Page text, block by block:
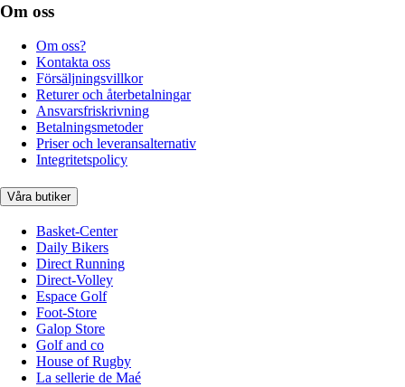
Om oss
Om oss?
Kontakta oss
Försäljningsvillkor
Returer och återbetalningar
Ansvarsfriskrivning
Betalningsmetoder
Priser och leveransalternativ
Integritetspolicy
Våra butiker
Basket-Center
Daily Bikers
Direct Running
Direct-Volley
Espace Golf
Foot-Store
Galop Store
Golf and co
House of Rugby
La sellerie de Maé